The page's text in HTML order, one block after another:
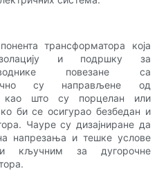
трансформатора која
и подршку за
повезане са
су направљене од
као што су порцелан или
би се осигурао безбедан и
Чауре су дизајниране да
напрезања и тешке услове
кључним за дугорочне